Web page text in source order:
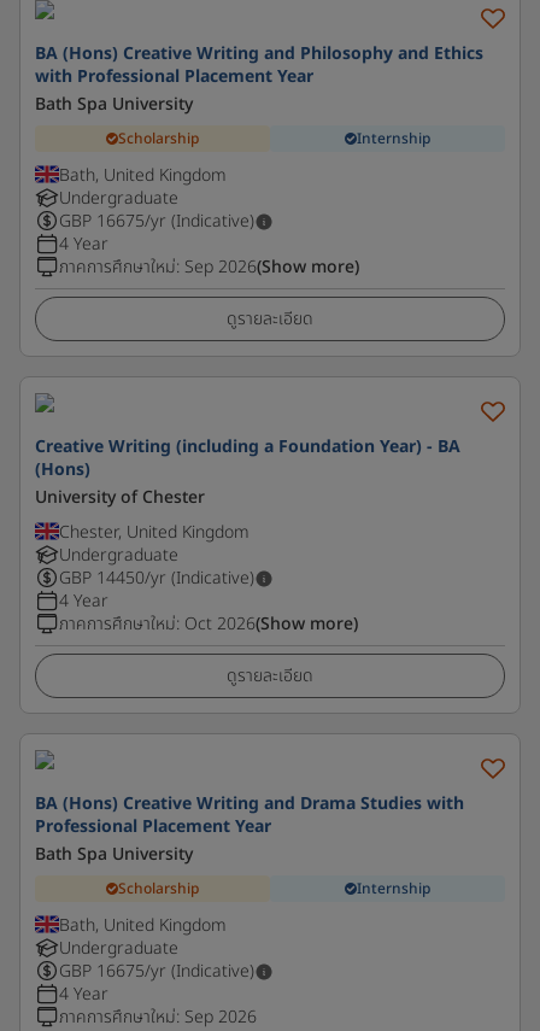
BA (Hons) Creative Writing and Philosophy and Ethics
with Professional Placement Year
Bath Spa University
Scholarship Internship
Bath, United Kingdom
Undergraduate
GBP 16675/yr (Indicative)
4 Year
ภาคการศึกษาใหม่: Sep 2026(Show more)
ดูรายละเอียด
Creative Writing (including a Foundation Year) - BA
(Hons)
University of Chester
Chester, United Kingdom
Undergraduate
GBP 14450/yr (Indicative)
4 Year
ภาคการศึกษาใหม่: Oct 2026(Show more)
ดูรายละเอียด
BA (Hons) Creative Writing and Drama Studies with
Professional Placement Year
Bath Spa University
Scholarship Internship
Bath, United Kingdom
Undergraduate
GBP 16675/yr (Indicative)
4 Year
ภาคการศึกษาใหม่: Sep 2026